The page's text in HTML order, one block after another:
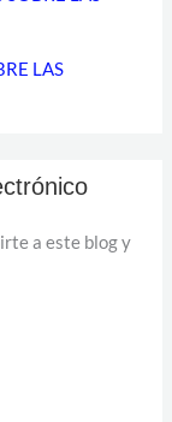
LAS
a este blog y